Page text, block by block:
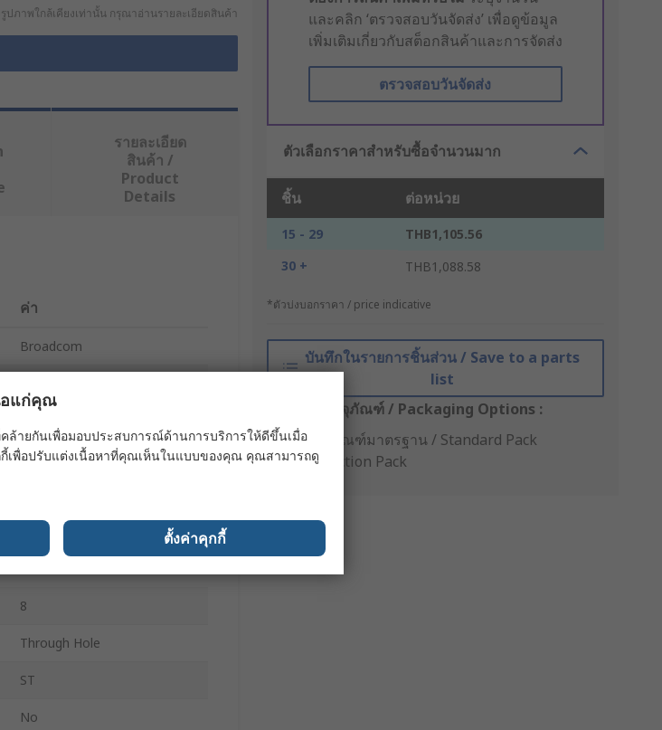
ปภาพใกล้เคียงเท่านั้น กรุณาอ่านรายละเอียดสินค้า
และคลิก ‘ตรวจสอบวันจัดส่ง’ เพื่อดูข้อมูล
เพิ่มเติมเกี่ยวกับสต็อกสินค้าและการจัดส่ง
ตรวจสอบวันจัดส่ง
ตัวเลือกราคาสำหรับซื้อจำนวนมาก
ชิ้น ต่อหน่วย
15 - 29
THB1,105.56
30 +
THB1,088.58
*ตัวบ่งบอกราคา / price indicative
บันทึกในรายการชิ้นส่วน / Save to a parts
list
ตัวเลือกบรรจุภัณฑ์ / Packaging Options :
บรรจุภัณฑ์มาตรฐาน / Standard Pack
Production Pack
รายละเอียด
สินค้า /
Product
Details
ค่า
Broadcom
Round
3.3ns
8
Through Hole
ST
No
อแก่คุณ
ล้ายกันเพื่อมอบประสบการณ์ด้านการบริการให้ดีขึ้นเมื่อ
เพื่อปรับแต่งเนื้อหาที่คุณเห็นในแบบของคุณ คุณสามารถดู
ตั้งค่าคุกกี้